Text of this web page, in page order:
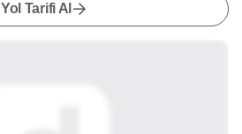
Yol Tarifi Al